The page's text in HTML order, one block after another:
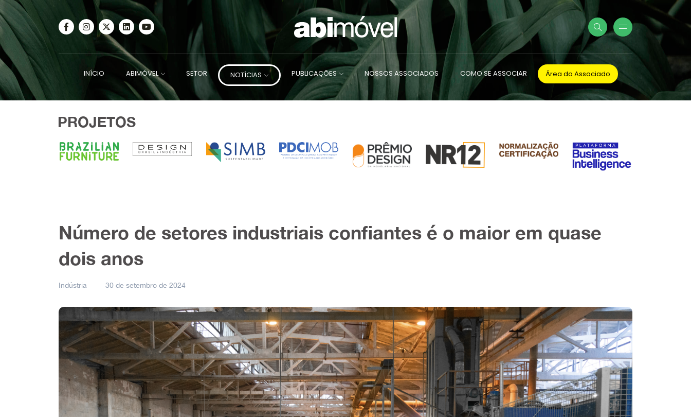
INÍCIO ABIMÓVEL SETOR NOTÍCIAS PUBLICAÇÕES NOSSOS ASSOCIADOS COMO SE ASSOCIAR Área do Associado
PROJETOS
Número de setores industriais confiantes é o maior em quase
dois anos
Indústria 30 de setembro de 2024